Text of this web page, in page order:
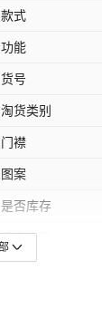
款式
功能
货号
淘货类别
门襟
图案
是否库存
适合人群